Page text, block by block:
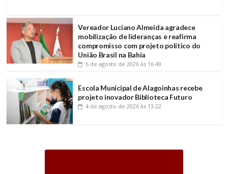
Vereador Luciano Almeida agradece
mobilização de lideranças e reafirma
compromisso com projeto político do
União Brasil na Bahia
6 de agosto de 2026 às 16:49
Escola Municipal de Alagoinhas recebe
projeto inovador Biblioteca Futuro
4 de agosto de 2026 às 13:22